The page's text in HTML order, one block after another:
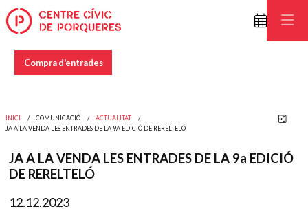
Compra d'entrades
INICI COMUNICACIÓ
ACTUALITAT
JA A LA VENDA LES ENTRADES DE LA 9A EDICIÓ DE RERELTELÓ
JA A LA VENDA LES ENTRADES DE LA 9a EDICIÓ
DE RERELTELÓ
12.12.2023